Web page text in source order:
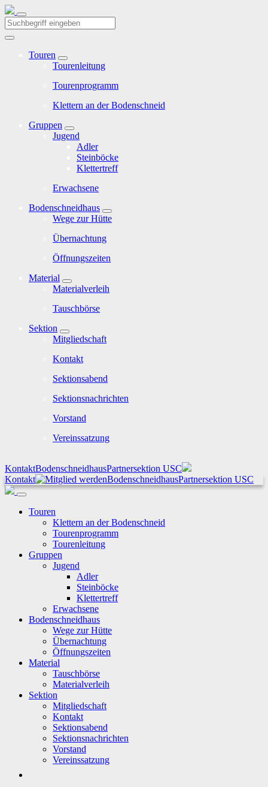
Touren
Tourenleitung
Tourenprogramm
Klettern an der Bodenschneid
Gruppen
Jugend
Adler
Steinböcke
Klettertreff
Erwachsene
Bodenschneidhaus
Wege zur Hütte
Übernachtung
Öffnungszeiten
Material
Materialverleih
Tauschbörse
Sektion
Mitgliedschaft
Kontakt
Sektionsabend
Sektionsnachrichten
Vorstand
Vereinssatzung
KontaktBodenschneidhausPartnersektion USC
Kontakt
BodenschneidhausPartnersektion USC
Touren
Klettern an der Bodenschneid
Tourenprogramm
Tourenleitung
Gruppen
Jugend
Adler
Steinböcke
Klettertreff
Erwachsene
Bodenschneidhaus
Wege zur Hütte
Übernachtung
Öffnungszeiten
Material
Tauschbörse
Materialverleih
Sektion
Mitgliedschaft
Kontakt
Sektionsabend
Sektionsnachrichten
Vorstand
Vereinssatzung